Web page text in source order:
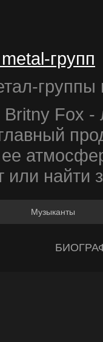
групп
группы
Fox
или найти
Музыканты